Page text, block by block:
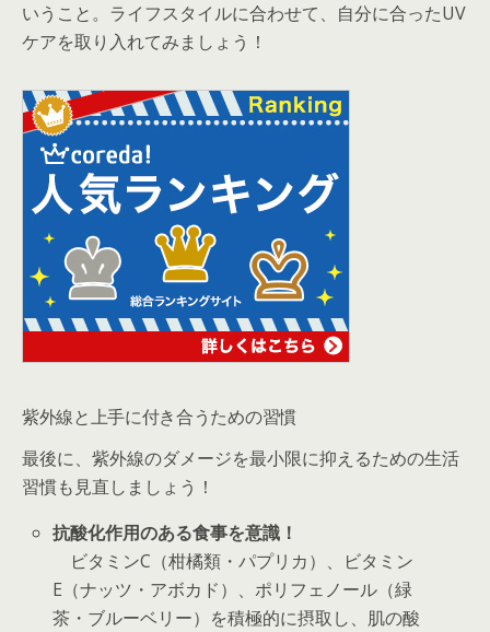
いうこと。ライフスタイルに合わせて、自分に合ったUV
ケアを取り入れてみましょう！
紫外線と上手に付き合うための習慣
最後に、紫外線のダメージを最小限に抑えるための生活
習慣も見直しましょう！
抗酸化作用のある食事を意識！
ビタミンC（柑橘類・パプリカ）、ビタミン
E（ナッツ・アボカド）、ポリフェノール（緑
茶・ブルーベリー）を積極的に摂取し、肌の酸